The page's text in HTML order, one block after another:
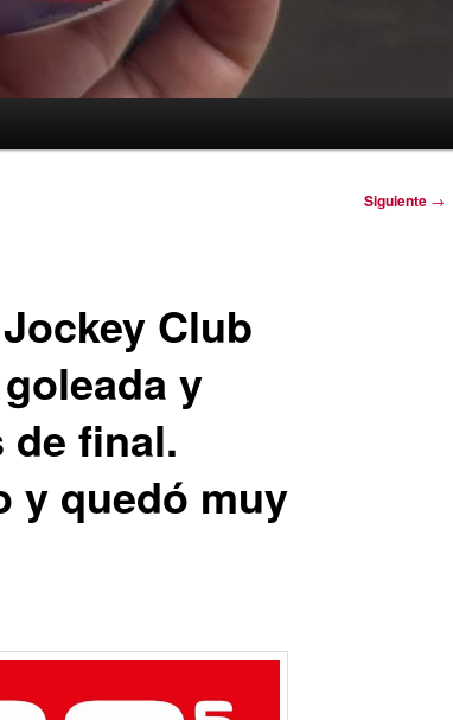
Siguiente →
Club
y
de final.
y quedó muy